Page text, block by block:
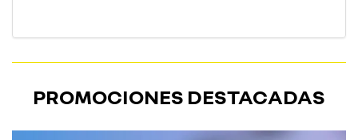
PROMOCIONES DESTACADAS